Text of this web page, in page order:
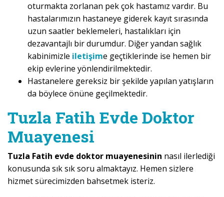
oturmakta zorlanan pek çok hastamız vardır. Bu
hastalarımızın hastaneye giderek kayıt sırasında
uzun saatler beklemeleri, hastalıkları için
dezavantajlı bir durumdur. Diğer yandan sağlık
kabinimizle iletişime geçtiklerinde ise hemen bir
ekip evlerine yönlendirilmektedir.
Hastanelere gereksiz bir şekilde yapılan yatışların
da böylece önüne geçilmektedir.
Tuzla Fatih Evde Doktor
Muayenesi
Tuzla Fatih evde doktor muayenesinin nasıl ilerlediği
konusunda sık sık soru almaktayız. Hemen sizlere
hizmet sürecimizden bahsetmek isteriz.